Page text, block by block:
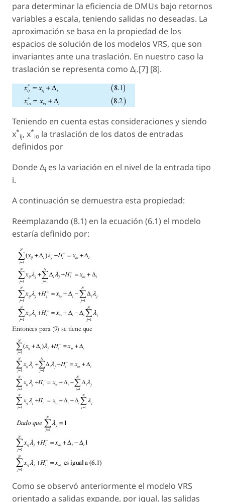
para determinar la eficiencia de DMUs bajo retornos
variables a escala, teniendo salidas no deseadas. La
aproximación se basa en la propiedad de los
espacios de solución de los modelos VRS, que son
invariantes ante una traslación. En nuestro caso la
traslación se representa como Δi.[7] [8].
Teniendo en cuenta estas consideraciones y siendo
x*
ij, x*
io la traslación de los datos de entradas
definidos por
Donde Δi es la variación en el nivel de la entrada tipo
i.
A continuación se demuestra esta propiedad:
Reemplazando (8.1) en la ecuación (6.1) el modelo
estaría definido por:
Como se observó anteriormente el modelo VRS
orientado a salidas expande, por igual, las salidas